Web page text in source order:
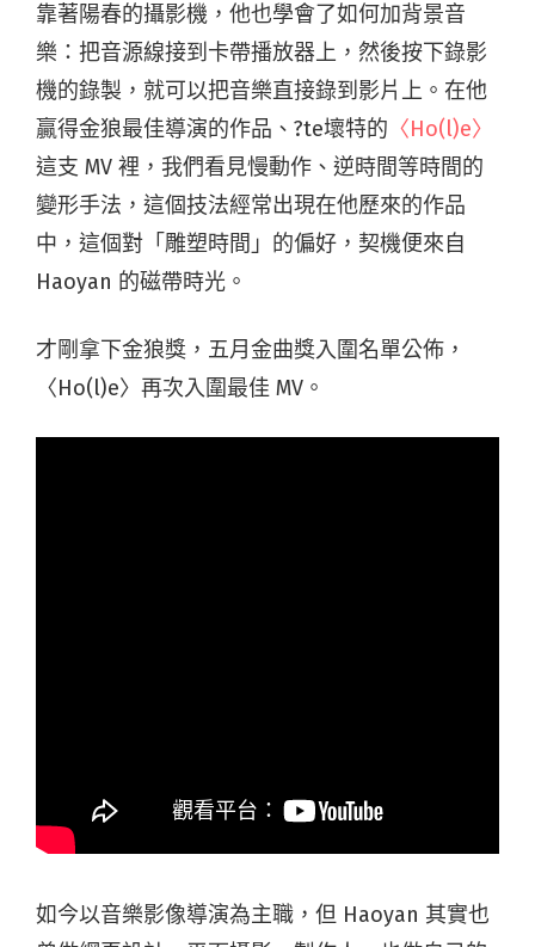
靠著陽春的攝影機，他也學會了如何加背景音
樂：把音源線接到卡帶播放器上，然後按下錄影
機的錄製，就可以把音樂直接錄到影片上。在他
贏得金狼最佳導演的作品、?te壞特的 〈Ho(l)e〉
這支 MV 裡，我們看見慢動作、逆時間等時間的
變形手法，這個技法經常出現在他歷來的作品
中，這個對「雕塑時間」的偏好，契機便來自
Haoyan 的磁帶時光。
才剛拿下金狼獎，五月金曲獎入圍名單公佈，
〈Ho(l)e〉再次入圍最佳 MV。
如今以音樂影像導演為主職，但 Haoyan 其實也